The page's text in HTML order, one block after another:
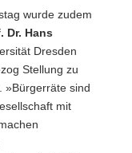
wurde zudem
Dr. Hans
Dresden
Stellung zu
»Bürgerräte sind
mit